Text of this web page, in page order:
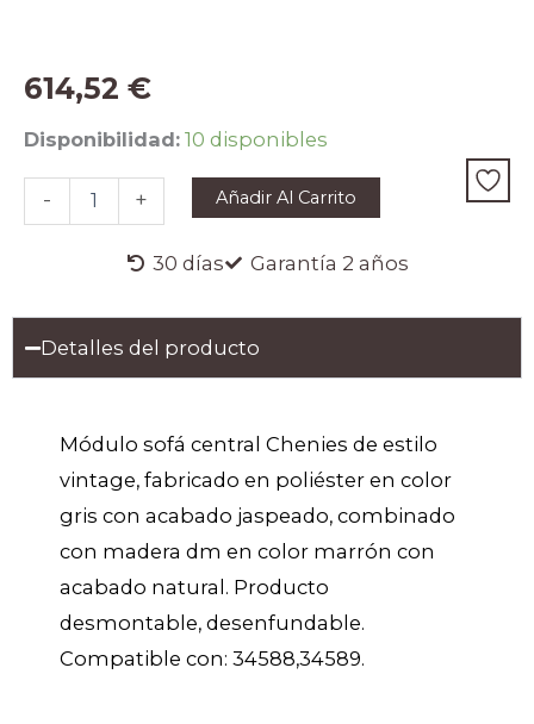
614,52 €
Disponibilidad: 10 disponibles
-
MÓDULO
SOFÁ
CENTRAL
CHENIES
cantidad
+ Añadir Al Carrito
30 días Garantía 2 años
Detalles del producto
Módulo sofá central Chenies de estilo
vintage, fabricado en poliéster en color
gris con acabado jaspeado, combinado
con madera dm en color marrón con
acabado natural. Producto
desmontable, desenfundable.
Compatible con: 34588,34589.